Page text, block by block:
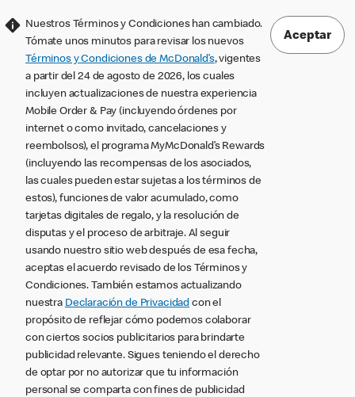
Nuestros Términos y Condiciones han cambiado.
Tómate unos minutos para revisar los nuevos
Términos y Condiciones de McDonald’s, vigentes
a partir del 24 de agosto de 2026, los cuales
incluyen actualizaciones de nuestra experiencia
Mobile Order & Pay (incluyendo órdenes por
internet o como invitado, cancelaciones y
reembolsos), el programa MyMcDonald’s Rewards
(incluyendo las recompensas de los asociados,
las cuales pueden estar sujetas a los términos de
estos), funciones de valor acumulado, como
tarjetas digitales de regalo, y la resolución de
disputas y el proceso de arbitraje. Al seguir
usando nuestro sitio web después de esa fecha,
aceptas el acuerdo revisado de los Términos y
Condiciones. También estamos actualizando
nuestra Declaración de Privacidad con el
propósito de reflejar cómo podemos colaborar
con ciertos socios publicitarios para brindarte
publicidad relevante. Sigues teniendo el derecho
de optar por no autorizar que tu información
personal se comparta con fines de publicidad
Aceptar